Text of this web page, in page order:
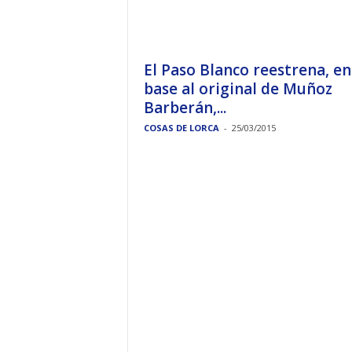
El Paso Blanco reestrena, en
base al original de Muñoz
Barberán,...
COSAS DE LORCA - 25/03/2015